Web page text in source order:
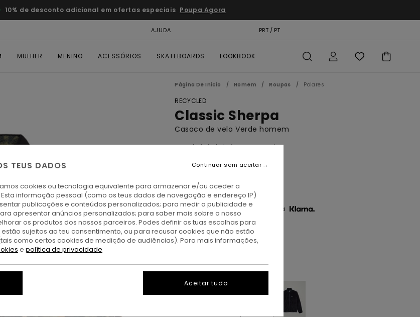
10% de desconto adicional em ofertas especiais Poupa Agora
AJUDA PRT / PT
MULHER MENINO ACESSÓRIOS SKATEBOARDS LOOKBOOK
Página De Início Homem Roupas Polares
RECYCLED
Classic Sherpa
Casaco de velo Verde homem
4.4
ECO-BONUS
€ 54,00
Paga 3 x € 18,00 sem juros com a
OFERTAS
DUPLA PROMO 10% EXTRA
CorTree Fungi
TEUS DADOS
cookies ou tecnologia equivalente para armazenar e/ou aceder a
informação pessoal (como os teus dados de navegação e endereço IP)
publicações e conteúdos personalizados; para medir a publicidade e
apresentar anúncios personalizados; para saber mais sobre o nosso
os produtos dos nossos parceiros. Podes definir as tuas escolhas para
sujeitos ao teu consentimento, ou para recusar cookies que não estão
como certos cookies de medição de audiências). Para mais informações,
e política de privacidade
Continuar sem aceitar
Aceitar tudo